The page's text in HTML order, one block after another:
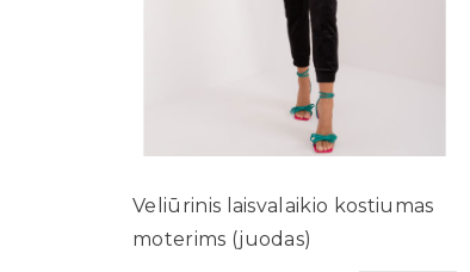
Veliūrinis laisvalaikio kostiumas
moterims (juodas)